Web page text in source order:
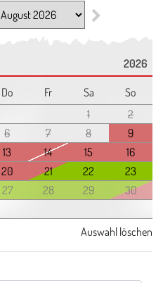
Monats auswahl
2026
Do Fr Sa
So
1
2
6 7 8
9
13 14 15
16
20 21 22
23
27 28 29
30
Auswahl löschen